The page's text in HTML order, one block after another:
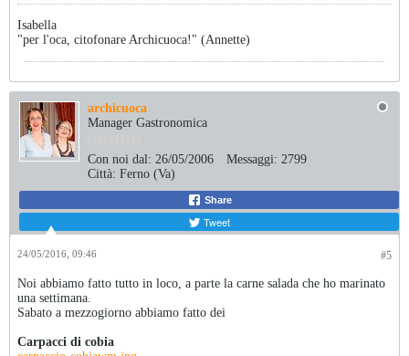
Isabella
"per l'oca, citofonare Archicuoca!" (Annette)
archicuoca
Manager Gastronomica
Con noi dal: 26/05/2006 Messaggi: 2799
Città: Ferno (Va)
Share
Tweet
#5
24/05/2016, 09:46
Noi abbiamo fatto tutto in loco, a parte la carne salada che ho marinato
una settimana.
Sabato a mezzogiorno abbiamo fatto dei
Carpacci di cobia